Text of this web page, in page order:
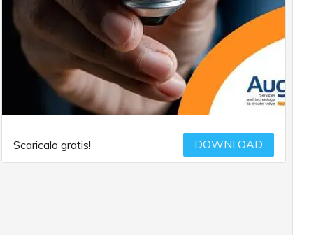
Scaricalo gratis! DOWNLOAD